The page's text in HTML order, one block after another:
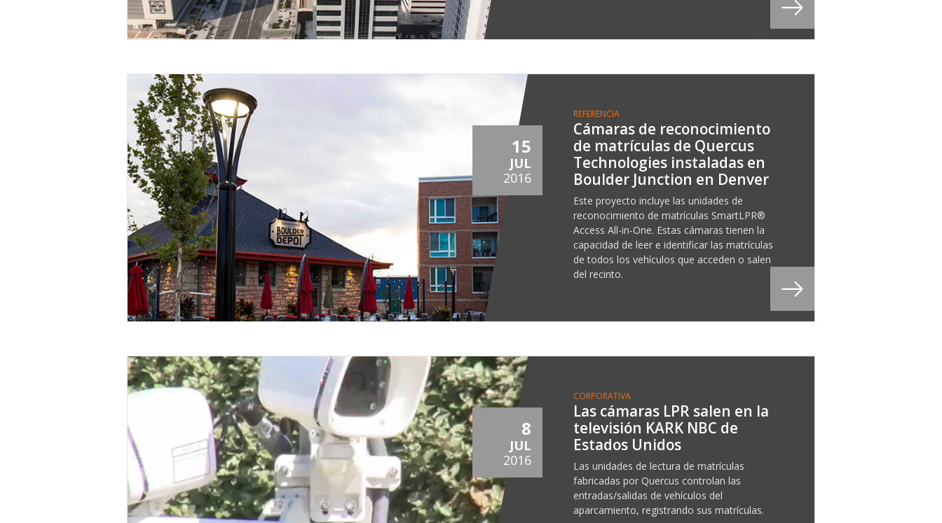
REFERENCIA
15
JUL
2016
Cámaras de reconocimiento
de matrículas de Quercus
Technologies instaladas en
Boulder Junction en Denver
Este proyecto incluye las unidades de
reconocimiento de matrículas SmartLPR®
Access All-in-One. Estas cámaras tienen la
capacidad de leer e identificar las matrículas
de todos los vehículos que acceden o salen
del recinto.
CORPORATIVA
8
JUL
2016
Las cámaras LPR salen en la
televisión KARK NBC de
Estados Unidos
Las unidades de lectura de matrículas
fabricadas por Quercus controlan las
entradas/salidas de vehículos del
aparcamiento, registrando sus matrículas.